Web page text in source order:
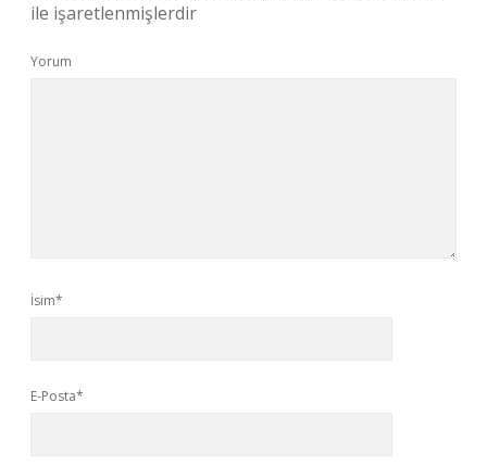
ile işaretlenmişlerdir
Yorum
İsim*
E-Posta*